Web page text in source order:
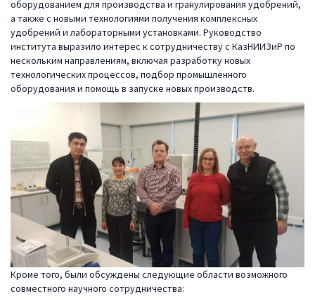
оборудованием для производства и гранулирования удобрений,
а также с новыми технологиями получения комплексных
удобрений и лабораторными установками. Руководство
института выразило интерес к сотрудничеству с КазНИИЗиР по
нескольким направлениям, включая разработку новых
технологических процессов, подбор промышленного
оборудования и помощь в запуске новых производств.
Кроме того, были обсуждены следующие области возможного
совместного научного сотрудничества: